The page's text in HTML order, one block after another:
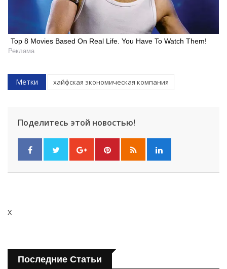
Top 8 Movies Based On Real Life. You Have To Watch Them!
Реклама
Метки хайфская экономическая компания
Поделитесь этой новостью!
x
Последние Статьи